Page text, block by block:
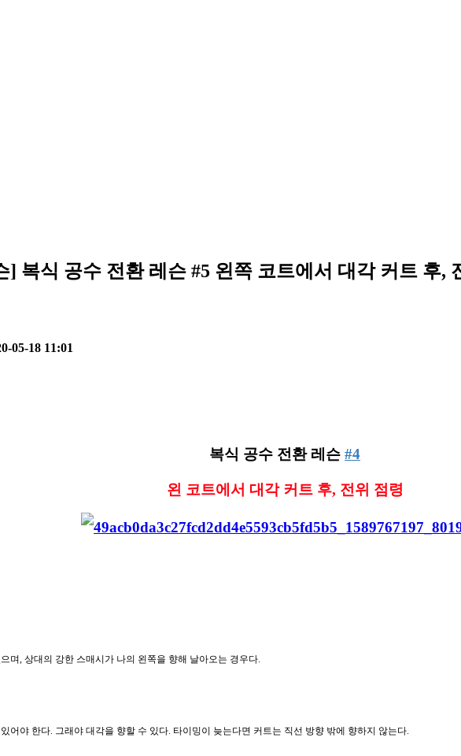
] 복식 공수 전환 레슨 #5 왼쪽 코트에서 대각 커트 후,
05-18 11:01
복식 공수 전환 레슨 #4
왼 코트에서 대각 커트 후, 전위 점령
며, 상대의 강한 스매시가 나의 왼쪽을 향해 날아오는 경우다.
어야 한다. 그래야 대각을 향할 수 있다. 타이밍이 늦는다면 커트는 직선 방향 밖에 향하지 않는다.